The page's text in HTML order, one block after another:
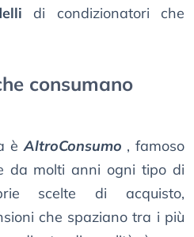
di condizionatori che
consumano
èAltroConsumo , famoso
da molti anni ogni tipo di
scelte di acquisto,
che spaziano tra i più